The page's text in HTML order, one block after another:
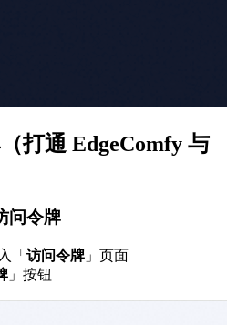
打通 EdgeComfy 与
问令牌
「 访问令牌 」页面
」按钮